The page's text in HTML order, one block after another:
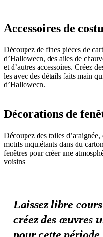
Accessoires de
Découpez de fines pièces de
d’Halloween, des ailes de
et d’autres accessoires. Créez
les avec des détails faits main
d’Halloween.
Décorations de
Découpez des toiles d’araignée,
motifs inquiétants dans du
fenêtres pour créer une
voisins.
Laissez libre
créez des œuvres